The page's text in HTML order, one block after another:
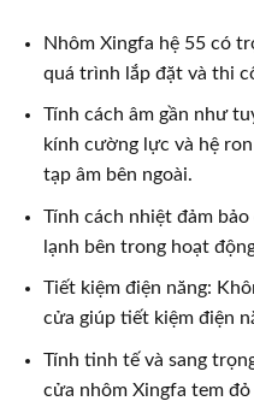
Nhôm Xingfa hệ 55 có
quá trình lắp đặt và thi
Tính cách âm gần như
kính cường lực và hệ
tạp âm bên ngoài.
Tính cách nhiệt đảm
lạnh bên trong hoạt
Tiết kiệm điện năng:
cửa giúp tiết kiệm điện
Tính tinh tế và sang
cửa nhôm Xingfa tem đỏ